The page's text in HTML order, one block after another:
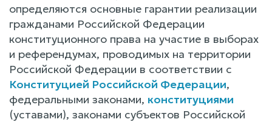
определяются основные гарантии реализации
гражданами Российской Федерации
конституционного права на участие в выборах
и референдумах, проводимых на территории
Российской Федерации в соответствии с
Конституцией Российской Федерации,
федеральными законами, конституциями
(уставами), законами субъектов Российской